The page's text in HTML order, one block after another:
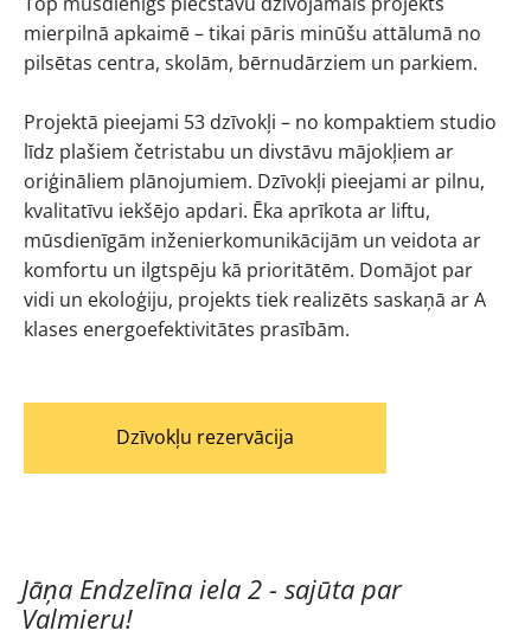
mierpilnā apkaimē – tikai pāris minūšu attālumā no
pilsētas centra, skolām, bērnudārziem un parkiem.
Projektā pieejami 53 dzīvokļi – no kompaktiem studio
līdz plašiem četristabu un divstāvu mājokļiem ar
oriģināliem plānojumiem. Dzīvokļi pieejami ar pilnu,
kvalitatīvu iekšējo apdari. Ēka aprīkota ar liftu,
mūsdienīgām inženierkomunikācijām un veidota ar
komfortu un ilgtspēju kā prioritātēm. Domājot par
vidi un ekoloģiju, projekts tiek realizēts saskaņā ar A
klases energoefektivitātes prasībām.
Dzīvokļu rezervācija
Jāņa Endzelīna iela 2 - sajūta par
Valmieru!